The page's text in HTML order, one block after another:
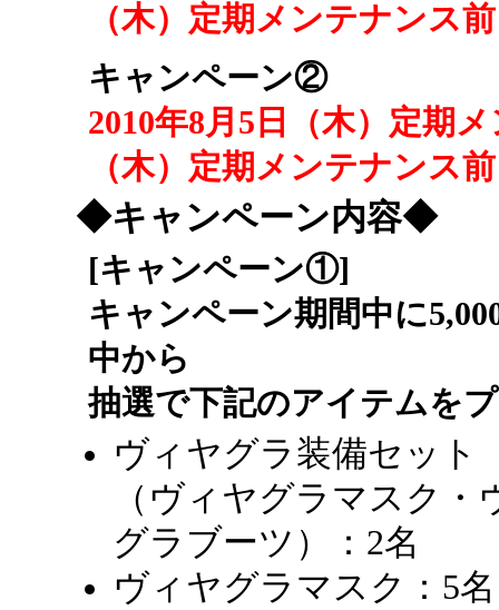
（木）定期メンテナンス
キャンペーン②
2010年8月5日（木）定期
（木）定期メンテナンス
◆キャンペーン内容◆
[キャンペーン①]
キャンペーン期間中に
中から
抽選で下記のアイテムを
ヴィヤグラ装備セット
（ヴィヤグラマスク
グラブーツ）：2名
ヴィヤグラマスク：5名